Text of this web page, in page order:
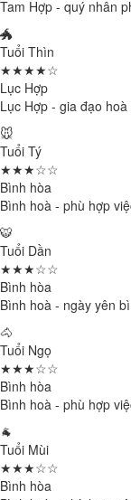
Tam Hợp - quý nhân
🐲
Tuổi Thìn
★★★★☆
Lục Hợp
Lục Hợp - gia đạo
🐭
Tuổi Tý
★★★☆☆
Bình hòa
Bình hoà - phù hợp
🐯
Tuổi Dần
★★★☆☆
Bình hòa
Bình hoà - ngày yên
🐴
Tuổi Ngọ
★★★☆☆
Bình hòa
Bình hoà - phù hợp
🐐
Tuổi Mùi
★★★☆☆
Bình hòa